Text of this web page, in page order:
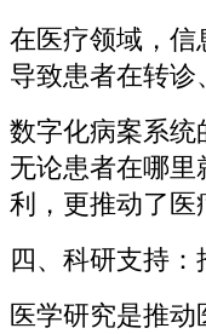
在医疗领域，信
导致患者在转诊
数字化病案系统
无论患者在哪
利，更推动了医
四、科研支持
医学研究是推